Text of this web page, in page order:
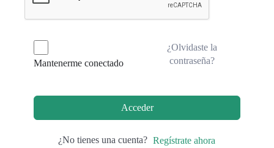
Mantenerme conectado
¿Olvidaste la
contraseña?
Acceder
¿No tienes una cuenta? Regístrate ahora